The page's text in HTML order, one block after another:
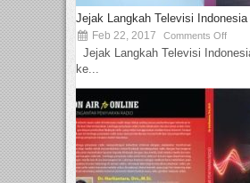
Jejak Langkah Televisi Indonesia
Feb 22, 2017 Comments Off
Jejak Langkah Televisi
ke...